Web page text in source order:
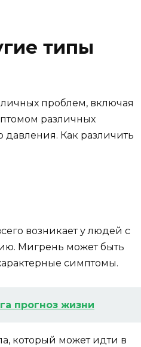
типы
проблем, включая
различных
Как различить
возникает у людей с
Мигрень может быть
симптомы.
прогноз жизни
который может идти в